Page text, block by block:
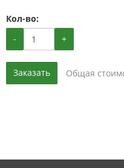
Кол-во:
-
+
Заказать Общая